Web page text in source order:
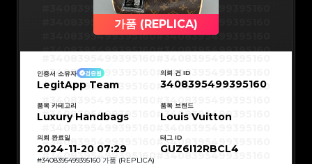
#3066123689299189#3066123689299189
#3066123689299189#3066123689299189
#3066123689299189#3066123689299189
#3066123689299189
#3066123689299189
#3066123689299189
#3066123689299189
#3066123689299189
#3066123689299189
#3066123689299189
#3066123689299189
#3066123689299189
#3066123689299189
#3066123689299189
#3066123689299189#3066123689299189
#3066123689299189#3066123689299189
#3066123689299189#3066123689299189
#3066123689299189
#3066123689299189
#3066123689299189
#3066123689299189
#3066123689299189
#3066123689299189
#3066123689299189
#3066123689299189
#3066123689299189
#3066123689299189
#3066123689299189
#3408395499395160#3408395499395160
#3408395499395160#3408395499395160
#3408395499395160#3408395499395160
#3408395499395160#3408395499395160
#3408395499395160
#3408395499395160
#3408395499395160
#3408395499395160
#3408395499395160
#3408395499395160
#3408395499395160
#3408395499395160
#3408395499395160
#3408395499395160
#3408395499395160
#3408395499395160
#3408395499395160
가품 (REPLICA)
#3408395499395160
#3408395499395160
#3408395499395160
#3408395499395160
#3408395499395160
#3408395499395160
#3408395499395160
#3408395499395160
#3408395499395160
#3408395499395160
#3408395499395160
#3408395499395160
인증서 소유자 검증됨
LegitApp Team
의뢰 건 ID
3408395499395160
품목 카테고리
Luxury Handbags
품목 브랜드
Louis Vuitton
의뢰 완료일
2024-11-20 07:29
태그 ID
GUZ6I12RBCL4
#3408395499395160 가품 (REPLICA)